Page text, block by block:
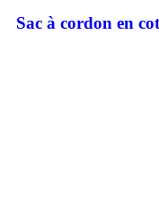
Sac à cordon en